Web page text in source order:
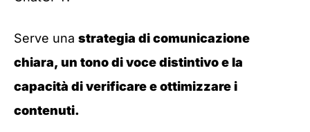
Serve una strategia di comunicazione
chiara, un tono di voce distintivo e la
capacità di verificare e ottimizzare i
contenuti.